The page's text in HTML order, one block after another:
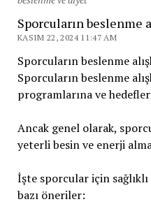
Sporcuların beslenme
KASIM 22, 2024 11:47 AM
Sporcuların beslenme
Sporcuların beslenme
programlarına ve
Ancak genel olarak,
yeterli besin ve enerji
İşte sporcular için
bazı öneriler: